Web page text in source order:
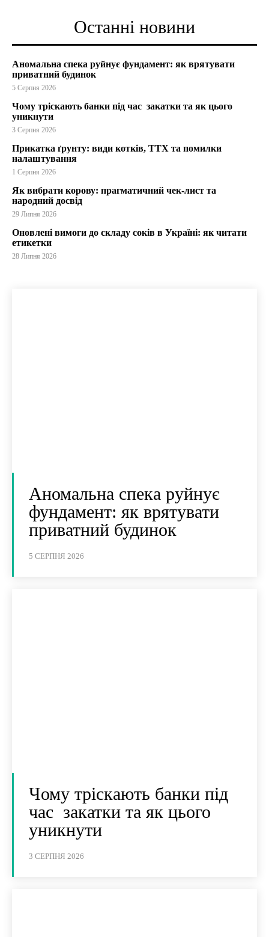
Останні новини
Аномальна спека руйнує фундамент: як врятувати
приватний будинок
5 Серпня 2026
Чому тріскають банки під час закатки та як цього
уникнути
3 Серпня 2026
Прикатка ґрунту: види котків, ТТХ та помилки
налаштування
1 Серпня 2026
Як вибрати корову: прагматичний чек-лист та
народний досвід
29 Липня 2026
Оновлені вимоги до складу соків в Україні: як читати
етикетки
28 Липня 2026
Аномальна спека руйнує
фундамент: як врятувати
приватний будинок
5 СЕРПНЯ 2026
Чому тріскають банки під
час закатки та як цього
уникнути
3 СЕРПНЯ 2026